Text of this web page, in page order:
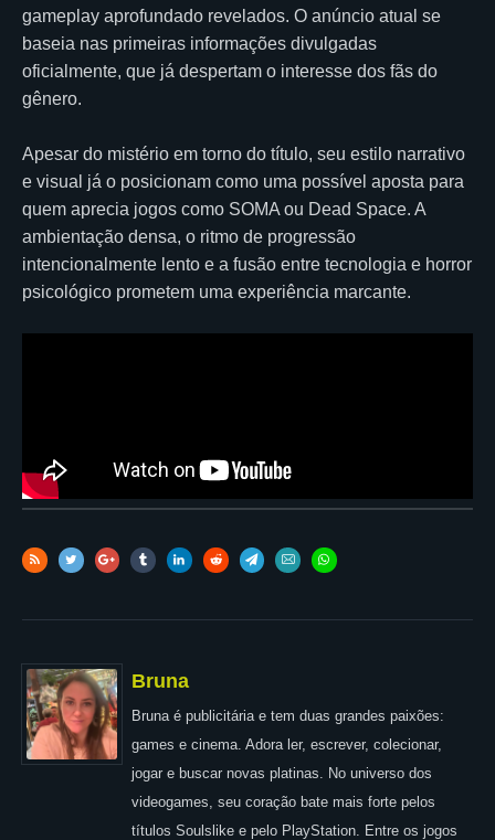
gameplay aprofundado revelados. O anúncio atual se
baseia nas primeiras informações divulgadas
oficialmente, que já despertam o interesse dos fãs do
gênero.
Apesar do mistério em torno do título, seu estilo narrativo
e visual já o posicionam como uma possível aposta para
quem aprecia jogos como SOMA ou Dead Space. A
ambientação densa, o ritmo de progressão
intencionalmente lento e a fusão entre tecnologia e horror
psicológico prometem uma experiência marcante.
Bruna
Bruna é publicitária e tem duas grandes paixões:
games e cinema. Adora ler, escrever, colecionar,
jogar e buscar novas platinas. No universo dos
videogames, seu coração bate mais forte pelos
títulos Soulslike e pelo PlayStation. Entre os jogos